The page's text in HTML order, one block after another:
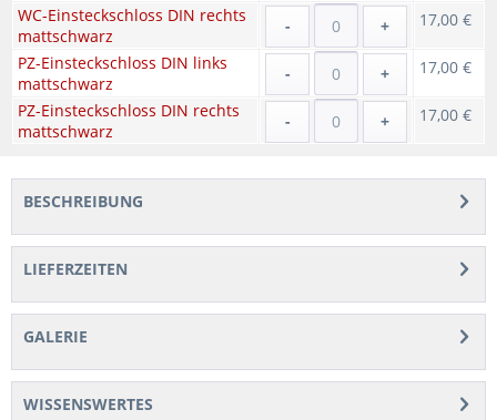
WC-Einsteckschloss DIN rechts
mattschwarz
- + 17,00 €
PZ-Einsteckschloss DIN links
mattschwarz
- + 17,00 €
PZ-Einsteckschloss DIN rechts
mattschwarz
- + 17,00 €
BESCHREIBUNG
LIEFERZEITEN
GALERIE
WISSENSWERTES